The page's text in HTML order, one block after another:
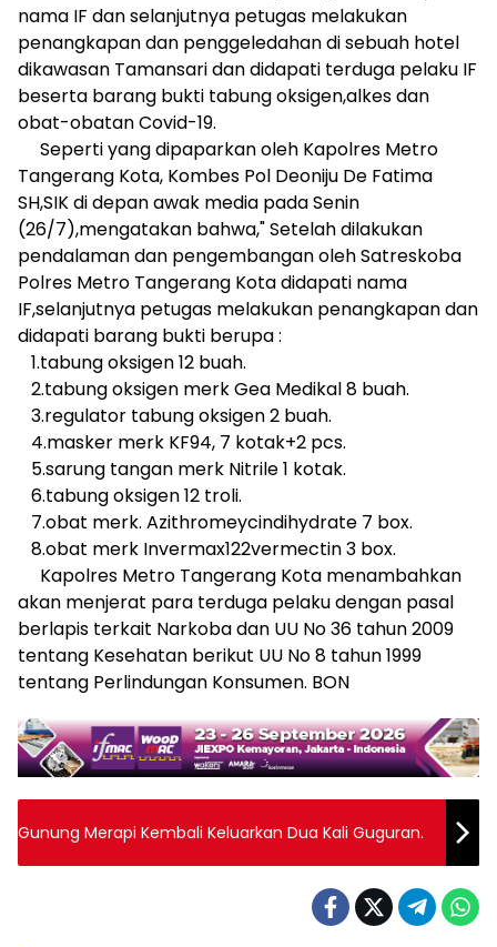
nama IF dan selanjutnya petugas melakukan
penangkapan dan penggeledahan di sebuah hotel
dikawasan Tamansari dan didapati terduga pelaku IF
beserta barang bukti tabung oksigen,alkes dan
obat-obatan Covid-19.
Seperti yang dipaparkan oleh Kapolres Metro
Tangerang Kota, Kombes Pol Deoniju De Fatima
SH,SIK di depan awak media pada Senin
(26/7),mengatakan bahwa," Setelah dilakukan
pendalaman dan pengembangan oleh Satreskoba
Polres Metro Tangerang Kota didapati nama
IF,selanjutnya petugas melakukan penangkapan dan
didapati barang bukti berupa :
1.tabung oksigen 12 buah.
2.tabung oksigen merk Gea Medikal 8 buah.
3.regulator tabung oksigen 2 buah.
4.masker merk KF94, 7 kotak+2 pcs.
5.sarung tangan merk Nitrile 1 kotak.
6.tabung oksigen 12 troli.
7.obat merk. Azithromeycindihydrate 7 box.
8.obat merk Invermax122vermectin 3 box.
Kapolres Metro Tangerang Kota menambahkan
akan menjerat para terduga pelaku dengan pasal
berlapis terkait Narkoba dan UU No 36 tahun 2009
tentang Kesehatan berikut UU No 8 tahun 1999
tentang Perlindungan Konsumen. BON
Gunung Merapi Kembali Keluarkan Dua Kali Guguran.